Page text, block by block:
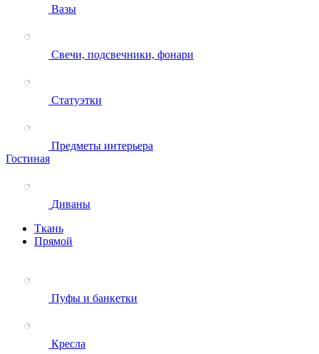
Вазы
Свечи, подсвечники, фонари
Статуэтки
Предметы интерьера
Гостиная
Диваны
Ткань
Прямой
Пуфы и банкетки
Кресла